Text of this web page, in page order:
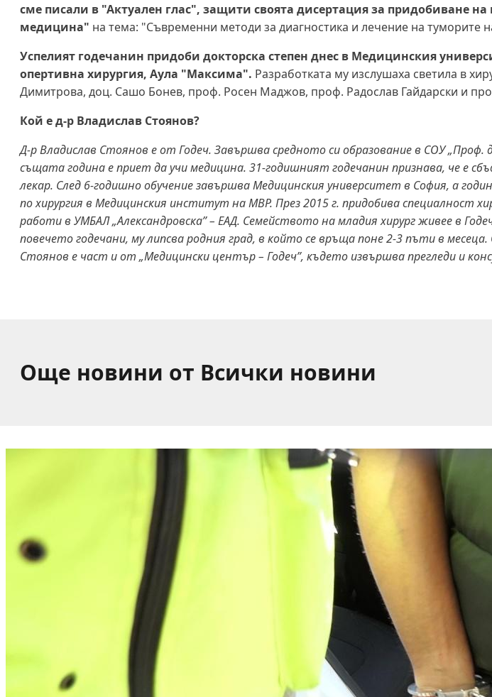
сме писали в "Актуален глас", защити своята дисертация за придобиване на
медицина" на тема: "Съвременни методи за диагностика и лечение на туморите
Успелият годечанин придоби докторска степен днес в Медицинския
опертивна хирургия, Аула "Максима". Разработката му изслушаха светила в
Димитрова, доц. Сашо Бонев, проф. Росен Маджов, проф. Радослав Гайдарски и
Кой е д-р Владислав Стоянов?
Д-р Владислав Стоянов е от Годеч. Завършва средното си образование в СОУ „Проф.
същата година е приет да учи медицина. 31-годишният годечанин признава, че е
лекар. След 6-годишно обучение завършва Медицинския университет в София, а
по хирургия в Медицинския институт на МВР. През 2015 г. придобива специалност
работи в УМБАЛ „Александровска” – ЕАД. Семейството на младия хирург живее в
повечето годечани, му липсва родния град, в който се връща поне 2-3 пъти в
Стоянов е част и от „Медицински център – Годеч”, където извършва прегледи и
Още новини от Всички новини